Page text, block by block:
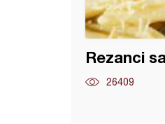
Rezanci
26409